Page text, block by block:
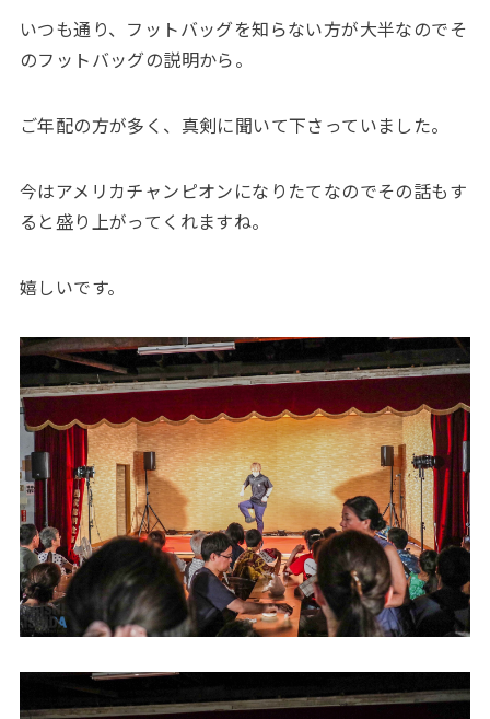
いつも通り、フットバッグを知らない方が大半なのでそ
のフットバッグの説明から。
ご年配の方が多く、真剣に聞いて下さっていました。
今はアメリカチャンピオンになりたてなのでその話もす
ると盛り上がってくれますね。
嬉しいです。